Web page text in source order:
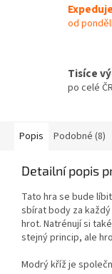
od
Tisíce
po celé
Popis Podobné (8)
Detailní popis
Tato hra se bude
sbírat body za
hrot. Natrénují si
stejný princip, ale
Modrý kříž je